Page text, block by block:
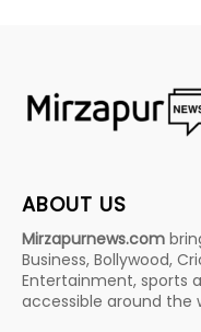
ABOUT US
Mirzapurnews.com
Business, Bollywood,
Entertainment, sports
accessible around the